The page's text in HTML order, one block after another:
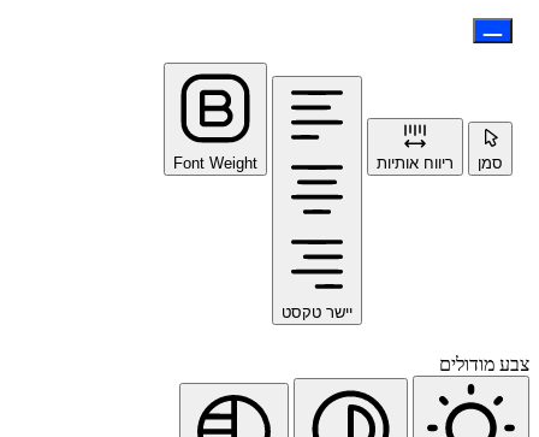
סמן ריווח אותיות
יישר טקסט
Font Weight
צבע מודולים